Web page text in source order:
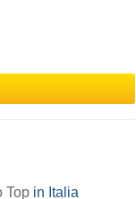
Top in Italia